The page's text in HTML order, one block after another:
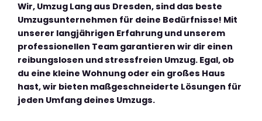
Wir, Umzug Lang aus Dresden, sind das beste
Umzugsunternehmen für deine Bedürfnisse! Mit
unserer langjährigen Erfahrung und unserem
professionellen Team garantieren wir dir einen
reibungslosen und stressfreien Umzug. Egal, ob
du eine kleine Wohnung oder ein großes Haus
hast, wir bieten maßgeschneiderte Lösungen für
jeden Umfang deines Umzugs.